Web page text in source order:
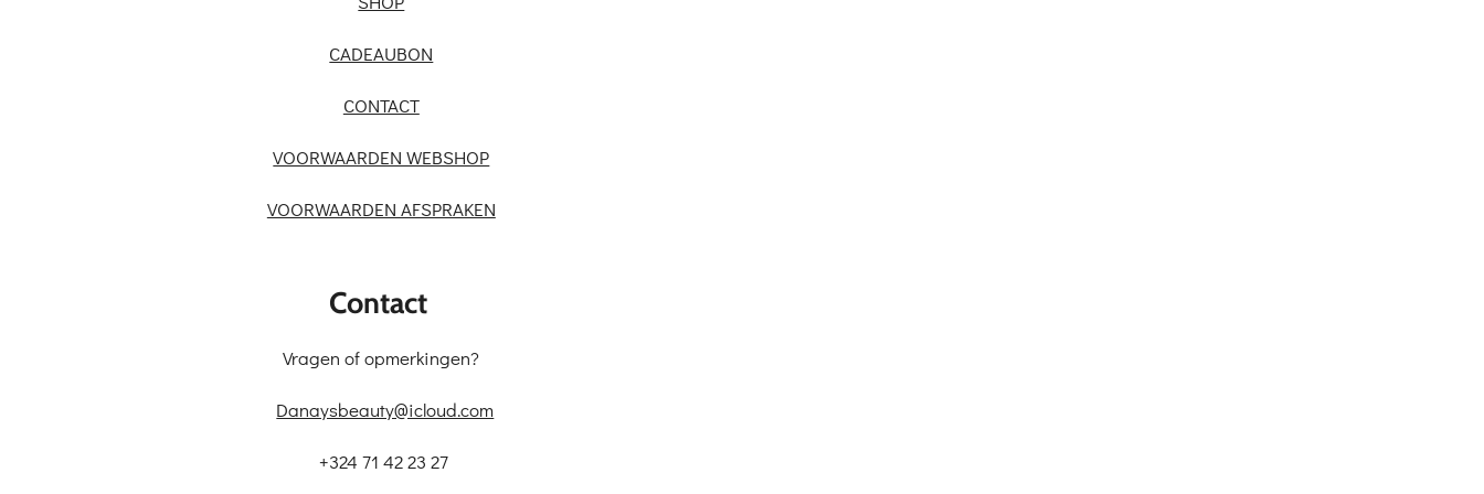
CADEAUBON
CONTACT
VOORWAARDEN WEBSHOP
VOORWAARDEN AFSPRAKEN
Contact
Vragen of opmerkingen?
Danaysbeauty@icloud.com
+324 71 42 23 27